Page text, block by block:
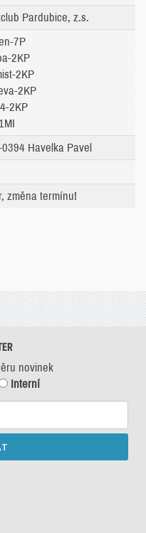
Pardubice, z.s.
7P
2KP
2KP
2KP
2KP
Havelka Pavel
změna termínu!
novinek
Interní